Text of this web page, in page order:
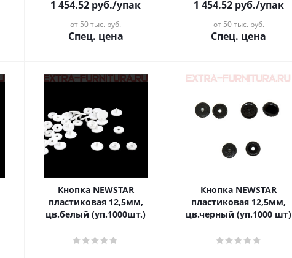
1 454.52 руб./упак
от 50 тыс. руб.
Спец. цена
1 454.52руб./упак
от 50 тыс. руб.
Спец. цена
Кнопка NEWSTAR
пластиковая 12,5мм,
цв.белый (уп.1000шт.)
Кнопка NEWSTAR
пластиковая 12,5мм,
цв.черный (уп.1000 шт)